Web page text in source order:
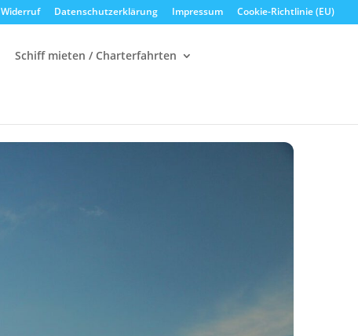
Widerruf Datenschutzerklärung Impressum Cookie-Richtlinie (EU)
Schiff mieten / Charterfahrten